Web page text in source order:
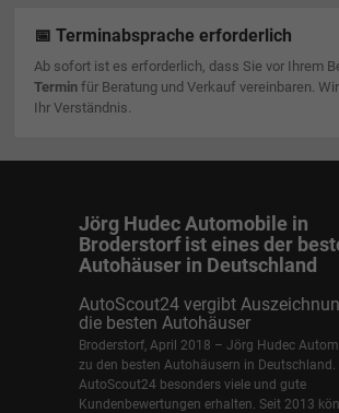
📅 Terminabsprache erforderlich
Ab sofort ist es erforderlich, dass Sie vor Ihrem
Terminfür Beratung und Verkauf vereinbaren.
Ihr Verständnis.
Jörg Hudec Automobile in
Broderstorf ist eines der
Autohäuser in Deutschland
AutoScout24 vergibt
die besten Autohäuser
Broderstorf, April 2018 – Jörg Hudec
zu den besten Autohäusern in Deutschland.
AutoScout24 besonders viele und gute
Kundenbewertungen erhalten. Seit 2013